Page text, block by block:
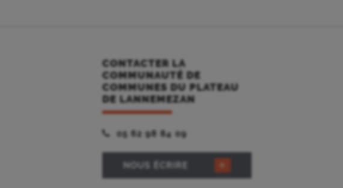
CONTACTER LA
COMMUNAUTÉ DE
COMMUNES DU PLATEAU
DE LANNEMEZAN
05 62 98 84 09
NOUS ÉCRIRE